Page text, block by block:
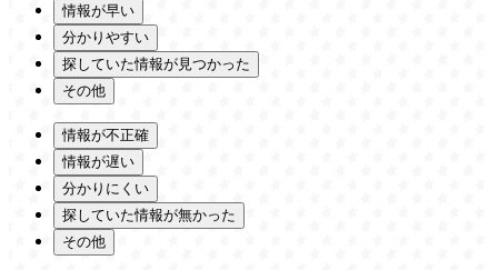
情報が早い
分かりやすい
探していた情報が見つかった
その他
情報が不正確
情報が遅い
分かりにくい
探していた情報が無かった
その他